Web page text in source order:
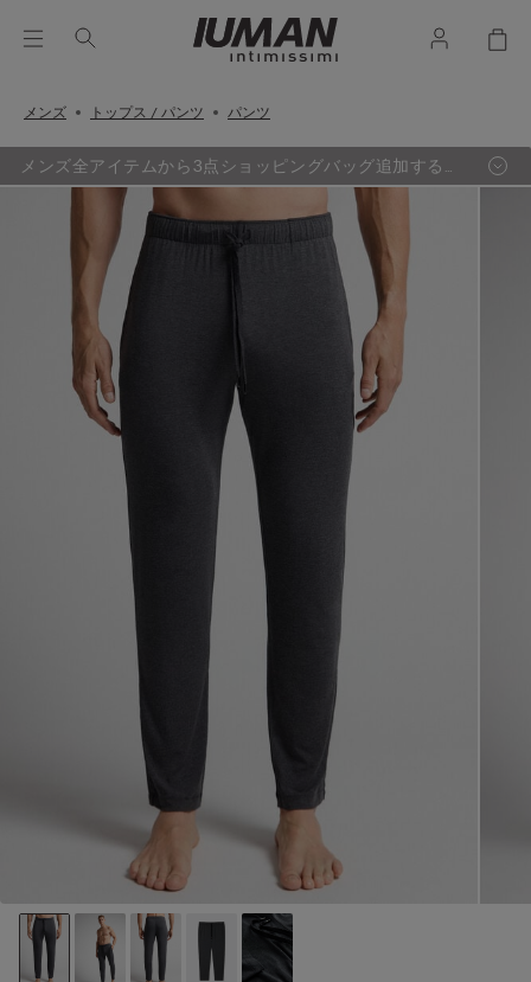
メンズ トップス / パンツ パンツ
メンズ全アイテムから3点ショッピングバッグ追加するご
とに、最も定価の低い1点が無料に。（セールアイテム除